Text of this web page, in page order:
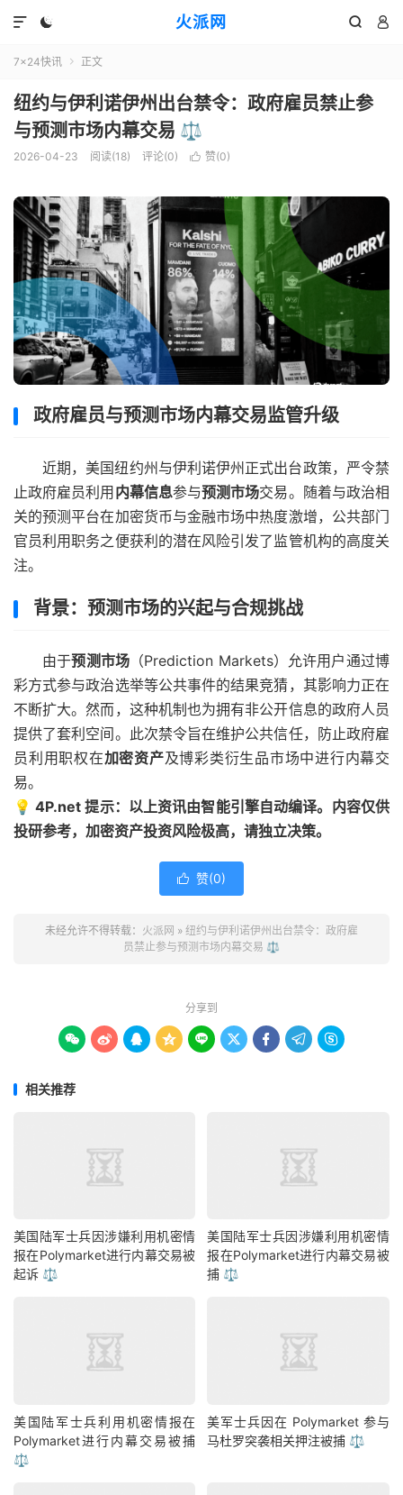
火派网
  

7×24快讯  正文
纽约与伊利诺伊州出台禁令：政府雇员禁止参
与预测市场内幕交易 ⚖️
2026-04-23 阅读(18) 评论(0)  赞(0)
政府雇员与预测市场内幕交易监管升级
近期，美国纽约州与伊利诺伊州正式出台政策，严令禁
止政府雇员利用 内幕信息参与预测市场交易。随着与政治相
关的预测平台在加密货币与金融市场中热度激增，公共部门
官员利用职务之便获利的潜在风险引发了监管机构的高度关
注。
背景：预测市场的兴起与合规挑战
由于预测市场 （Prediction Markets）允许用户通过博
彩方式参与政治选举等公共事件的结果竞猜，其影响力正在
不断扩大。然而，这种机制也为拥有非公开信息的政府人员
提供了套利空间。此次禁令旨在维护公共信任，防止政府雇
员利用职权在加密资产及博彩类衍生品市场中进行内幕交
易。
💡 4P.net 提示：以上资讯由智能引擎自动编译。内容仅供
投研参考，加密资产投资风险极高，请独立决策。
 赞(0)
未经允许不得转载： 火派网 » 纽约与伊利诺伊州出台禁令：政府雇
员禁止参与预测市场内幕交易 ⚖️
分享到
        
相关推荐
美国陆军士兵因涉嫌利用机密情
报在Polymarket进行内幕交易被
起诉 ⚖️
美国陆军士兵因涉嫌利用机密情
报在Polymarket进行内幕交易被
捕 ⚖️
美国陆军士兵利用机密情报在
Polymarket进行内幕交易被捕
⚖️
美军士兵因在 Polymarket 参与
马杜罗突袭相关押注被捕 ⚖️